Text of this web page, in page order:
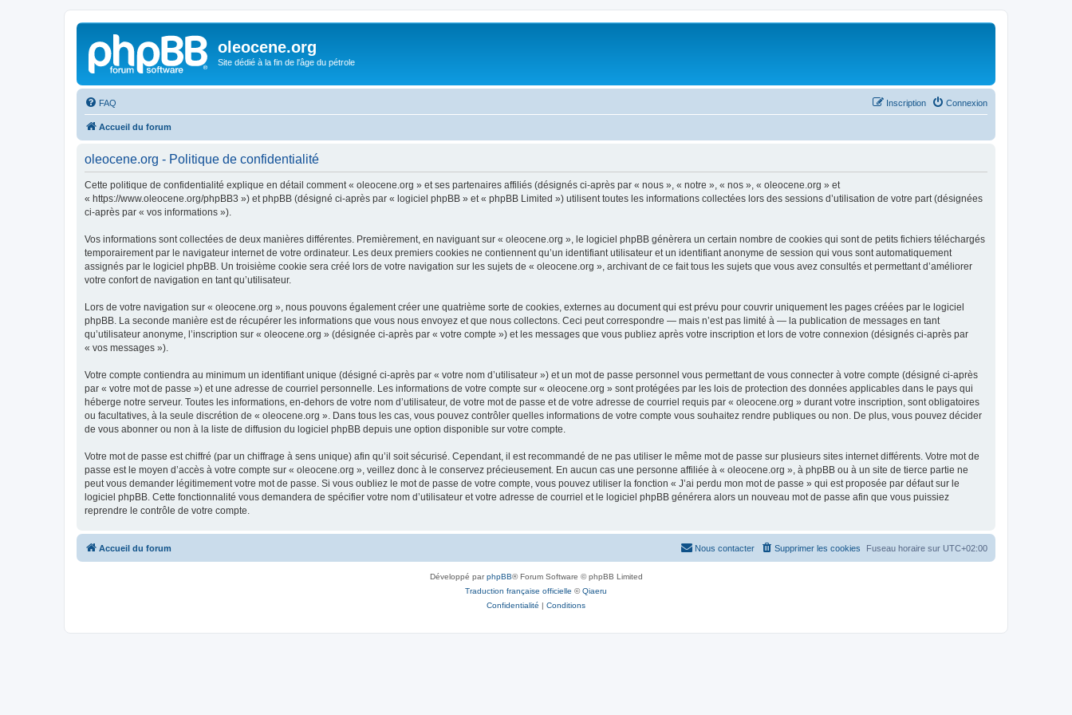
oleocene.org
Site dédié à la fin de l'âge du pétrole
FAQ Connexion
Inscription
Accueil du forum
oleocene.org - Politique de confidentialité
Cette politique de confidentialité explique en détail comment « oleocene.org » et ses partenaires affiliés (désignés ci-après par « nous », « notre », « nos », « oleocene.org » et
« https://www.oleocene.org/phpBB3 ») et phpBB (désigné ci-après par « logiciel phpBB » et « phpBB Limited ») utilisent toutes les informations collectées lors des sessions d’utilisation de votre part (désignées
ci-après par « vos informations »).
Vos informations sont collectées de deux manières différentes. Premièrement, en naviguant sur « oleocene.org », le logiciel phpBB génèrera un certain nombre de cookies qui sont de petits fichiers téléchargés
temporairement par le navigateur internet de votre ordinateur. Les deux premiers cookies ne contiennent qu’un identifiant utilisateur et un identifiant anonyme de session qui vous sont automatiquement
assignés par le logiciel phpBB. Un troisième cookie sera créé lors de votre navigation sur les sujets de « oleocene.org », archivant de ce fait tous les sujets que vous avez consultés et permettant d’améliorer
votre confort de navigation en tant qu’utilisateur.
Lors de votre navigation sur « oleocene.org », nous pouvons également créer une quatrième sorte de cookies, externes au document qui est prévu pour couvrir uniquement les pages créées par le logiciel
phpBB. La seconde manière est de récupérer les informations que vous nous envoyez et que nous collectons. Ceci peut correspondre — mais n’est pas limité à — la publication de messages en tant
qu’utilisateur anonyme, l’inscription sur « oleocene.org » (désignée ci-après par « votre compte ») et les messages que vous publiez après votre inscription et lors de votre connexion (désignés ci-après par
« vos messages »).
Votre compte contiendra au minimum un identifiant unique (désigné ci-après par « votre nom d’utilisateur ») et un mot de passe personnel vous permettant de vous connecter à votre compte (désigné ci-après
par « votre mot de passe ») et une adresse de courriel personnelle. Les informations de votre compte sur « oleocene.org » sont protégées par les lois de protection des données applicables dans le pays qui
héberge notre serveur. Toutes les informations, en-dehors de votre nom d’utilisateur, de votre mot de passe et de votre adresse de courriel requis par « oleocene.org » durant votre inscription, sont obligatoires
ou facultatives, à la seule discrétion de « oleocene.org ». Dans tous les cas, vous pouvez contrôler quelles informations de votre compte vous souhaitez rendre publiques ou non. De plus, vous pouvez décider
de vous abonner ou non à la liste de diffusion du logiciel phpBB depuis une option disponible sur votre compte.
Votre mot de passe est chiffré (par un chiffrage à sens unique) afin qu’il soit sécurisé. Cependant, il est recommandé de ne pas utiliser le même mot de passe sur plusieurs sites internet différents. Votre mot de
passe est le moyen d’accès à votre compte sur « oleocene.org », veillez donc à le conservez précieusement. En aucun cas une personne affiliée à « oleocene.org », à phpBB ou à un site de tierce partie ne
peut vous demander légitimement votre mot de passe. Si vous oubliez le mot de passe de votre compte, vous pouvez utiliser la fonction « J’ai perdu mon mot de passe » qui est proposée par défaut sur le
logiciel phpBB. Cette fonctionnalité vous demandera de spécifier votre nom d’utilisateur et votre adresse de courriel et le logiciel phpBB générera alors un nouveau mot de passe afin que vous puissiez
reprendre le contrôle de votre compte.
Accueil du forum Fuseau horaire sur UTC+02:00
Supprimer les cookies
Nous contacter
Développé parphpBB® Forum Software © phpBB Limited
Traduction française officielle ©Qiaeru
Confidentialité | Conditions